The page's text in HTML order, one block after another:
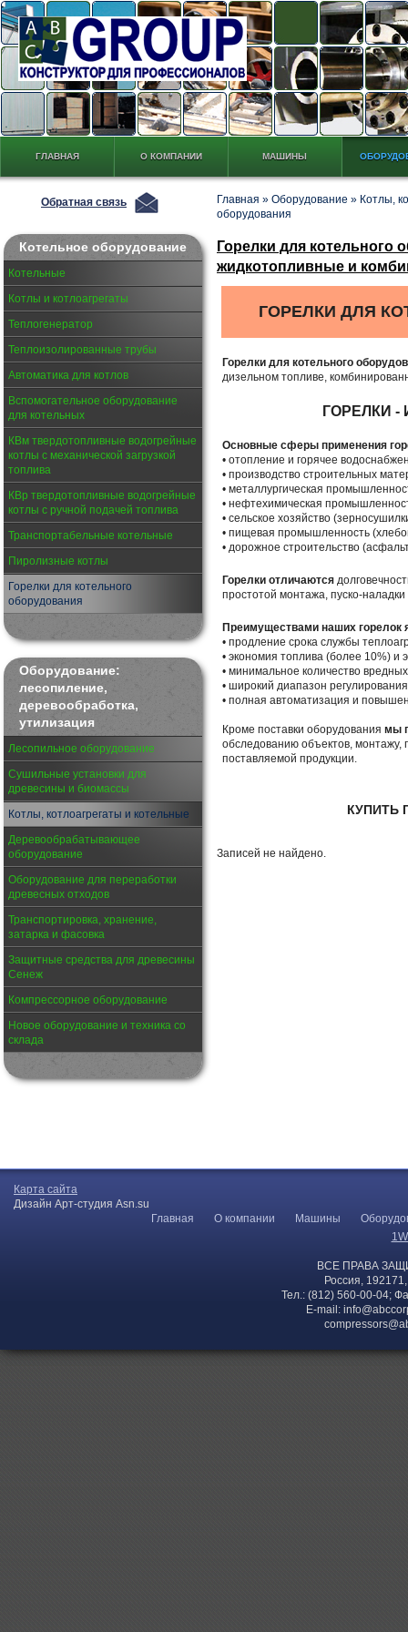
ГЛАВНАЯ О КОМПАНИИ МАШИНЫ
Обратная связь
Котельное оборудование
Котельные
Котлы и котлоагрегаты
Теплогенератор
Теплоизолированные трубы
Автоматика для котлов
Вспомогательное оборудование
для котельных
КВм твердотопливные водогрейные
котлы с механической загрузкой
топлива
КВр твердотопливные водогрейные
котлы с ручной подачей топлива
Транспортабельные котельные
Пиролизные котлы
Горелки для котельного
оборудования
Оборудование:
лесопиление,
деревообработка,
утилизация
Лесопильное оборудование
Сушильные установки для
древесины и биомассы
Котлы, котлоагрегаты и котельные
Деревообрабатывающее
оборудование
Оборудование для переработки
древесных отходов
Транспортировка, хранение,
затарка и фасовка
Защитные средства для древесины
Сенеж
Компрессорное оборудование
Новое оборудование и техника со
склада
Главная » Оборудование » Котлы,
оборудования
Горелки для котельного
жидкотопливные и
ГОРЕЛКИ ДЛЯ
Горелки для котельного
дизельном топливе,
ГОРЕЛКИ
Основные сферы применения
• отопление и горячее
• производство строительных
• металлургическая
• нефтехимическая
• сельское хозяйство
• пищевая промышленность
• дорожное строительство
Горелки отличаются
простотой монтажа, пуско-
Преимуществами наших горелок
• продление срока службы
• экономия топлива (более 10%) и
• минимальное количество
• широкий диапазон
• полная автоматизация и
Кроме поставки оборудования мы
обследованию объектов, монтажу,
поставляемой продукции.
КУПИТЬ
Записей не найдено.
Карта сайта
Дизайн Арт-студия Asn.su
Главная
О компании Машины
ВСЕ ПРАВА
Россия,
Тел.: (812) 560-00-04;
E-mail: